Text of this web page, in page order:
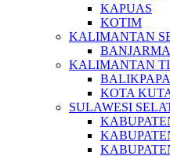
KAPUAS
KOTIM
KALIMANTAN
KALIMANTAN
KOTA
SULAWESI